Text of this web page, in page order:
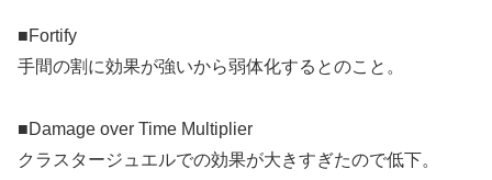
■Fortify
手間の割に効果が強いから弱体化するとのこと。
■Damage over Time Multiplier
クラスタージュエルでの効果が大きすぎたので低下。